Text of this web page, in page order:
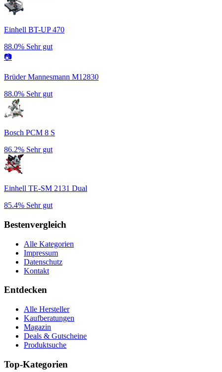
Einhell BT-UP 470
88.0% Sehr gut
📷
Brüder Mannesmann M12830
88.0% Sehr gut
Bosch PCM 8 S
86.2% Sehr gut
Einhell TE-SM 2131 Dual
85.4% Sehr gut
Bestenvergleich
Alle Kategorien
Impressum
Datenschutz
Kontakt
Entdecken
Alle Hersteller
Kaufberatungen
Magazin
Deals & Gutscheine
Produktsuche
Top-Kategorien